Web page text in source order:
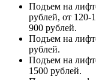
Подъем на
рублей, от
900 рублей.
Подъем на
рублей.
Подъем на
1500 рублей.